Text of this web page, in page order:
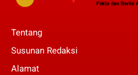
Tentang
Susunan Redaksi
Alamat